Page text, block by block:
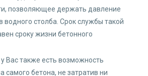
позволяющее держать давление
водного столба. Срок службы такой
сроку жизни бетонного
Вас также есть возможность
самого бетона, не затратив ни